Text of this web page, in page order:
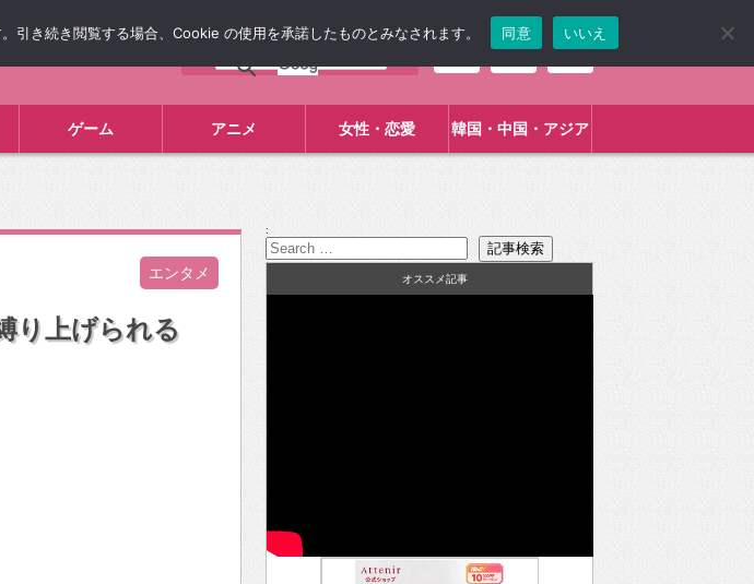
ゲーム アニメ 女性・恋愛 韓国・中国・アジア
エンタメ
り上げられる
:
オススメ記事
き続き閲覧する場合、Cookie の使用を承諾したものとみなされます。 同意 いいえ